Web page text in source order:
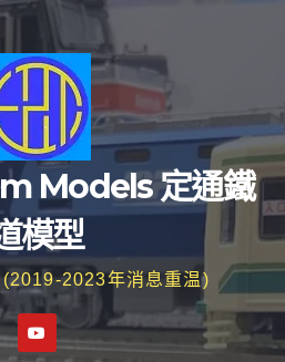
Models 定通鐵
模型
2023年消息重温)